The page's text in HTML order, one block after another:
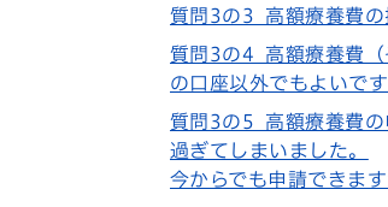
質問3の3 高額療養費の
質問3の4 高額療養費（
の口座以外でもよいです
質問3の5 高額療養費の
過ぎてしまいました。
今からでも申請できます